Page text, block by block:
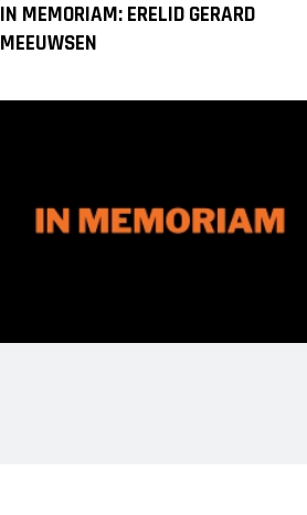
IN MEMORIAM: ERELID GERARD
MEEUWSEN